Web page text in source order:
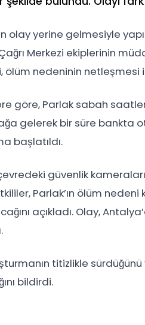
olay yerine gelmesiyle
Merkezi ekiplerinin
ölüm nedeninin netleşmesi
göre, Parlak sabah
gelerek bir süre bankta
başlatıldı.
güvenlik
Parlak’ın ölüm
açıkladı. Olay,
titizlikle
bildirdi.